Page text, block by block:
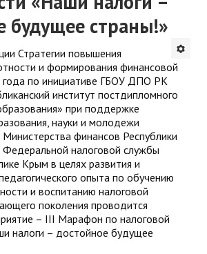
будущее страны!»
Стратегии повышения
и формирования финансовой
года по инициативе ГБОУ ДПО РК
институт постдипломного
при поддержке
науки и молодежи
финансов Республики
налоговой службы
Крым в целях развития и
опыта по обучению
и воспитанию налоговой
поколения проводится
– III Марафон по налоговой
налоги – достойное будущее